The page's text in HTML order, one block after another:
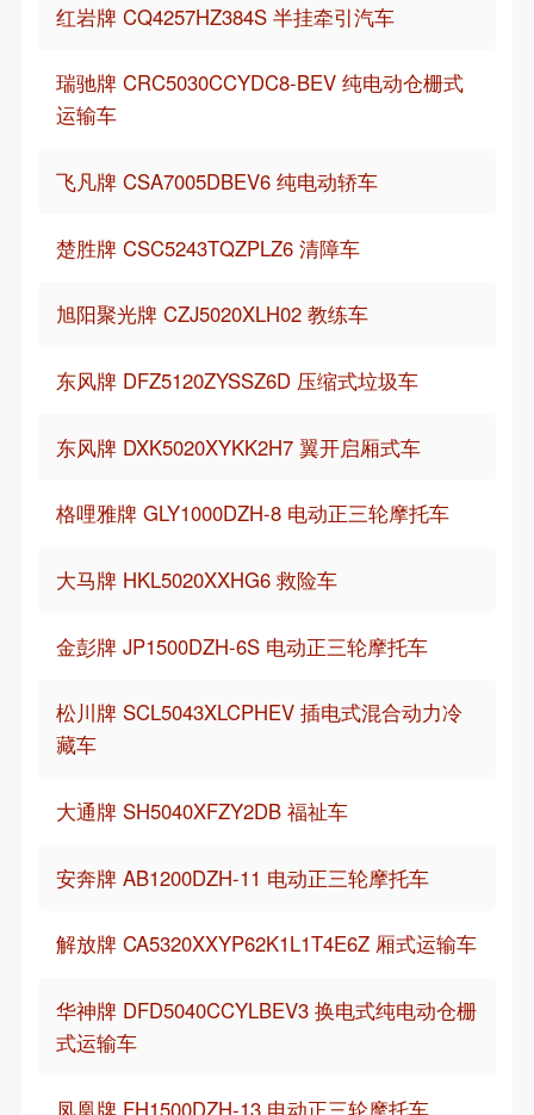
红岩牌 CQ4257HZ384S 半挂牵引汽车
瑞驰牌 CRC5030CCYDC8-BEV 纯电动仓栅式
运输车
飞凡牌 CSA7005DBEV6 纯电动轿车
楚胜牌 CSC5243TQZPLZ6 清障车
旭阳聚光牌 CZJ5020XLH02 教练车
东风牌 DFZ5120ZYSSZ6D 压缩式垃圾车
东风牌 DXK5020XYKK2H7 翼开启厢式车
格哩雅牌 GLY1000DZH-8 电动正三轮摩托车
大马牌 HKL5020XXHG6 救险车
金彭牌 JP1500DZH-6S 电动正三轮摩托车
松川牌 SCL5043XLCPHEV 插电式混合动力冷
藏车
大通牌 SH5040XFZY2DB 福祉车
安奔牌 AB1200DZH-11 电动正三轮摩托车
解放牌 CA5320XXYP62K1L1T4E6Z 厢式运输车
华神牌 DFD5040CCYLBEV3 换电式纯电动仓栅
式运输车
凤凰牌 FH1500DZH-13 电动正三轮摩托车